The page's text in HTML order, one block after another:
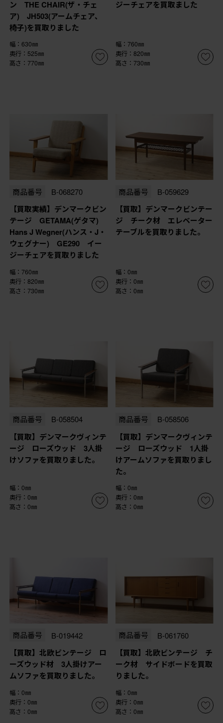
ン THE CHAIR(ザ・チェ
ア) JH503(アームチェア、
椅子)を買取りました
幅：630㎜
奥行：525㎜
高さ：770㎜
ジーチェアを買取ました
幅：760㎜
奥行：820㎜
高さ：730㎜
商品番号 B-068270
【買取実績】デンマークビン
テージ GETAMA(ゲタマ)
Hans J Wegner(ハンス・J・
ウェグナー) GE290 イー
ジーチェアを買取りました
幅：760㎜
奥行：820㎜
高さ：730㎜
商品番号 B-059629
【買取】デンマークビンテー
ジ チーク材 エレベーター
テーブルを買取りました。
幅：0㎜
奥行：0㎜
高さ：0㎜
商品番号 B-058504
【買取】デンマークヴィンテ
ージ ローズウッド 3人掛
けソファを買取りました。
幅：0㎜
奥行：0㎜
高さ：0㎜
商品番号 B-058506
【買取】デンマークヴィンテ
ージ ローズウッド 1人掛
けアームソファを買取りまし
た。
幅：0㎜
奥行：0㎜
高さ：0㎜
商品番号 B-019442
【買取】北欧ビンテージ ロ
ーズウッド材 3人掛けアー
ムソファを買取りました。
幅：0㎜
奥行：0㎜
高さ：0㎜
商品番号 B-061760
【買取】北欧ビンテージ チ
ーク材 サイドボードを買取
りました。
幅：0㎜
奥行：0㎜
高さ：0㎜